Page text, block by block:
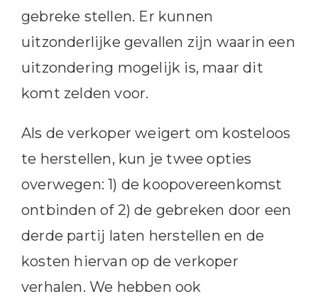
gebreke stellen. Er kunnen
uitzonderlijke gevallen zijn waarin een
uitzondering mogelijk is, maar dit
komt zelden voor.
Als de verkoper weigert om kosteloos
te herstellen, kun je twee opties
overwegen: 1) de koopovereenkomst
ontbinden of 2) de gebreken door een
derde partij laten herstellen en de
kosten hiervan op de verkoper
verhalen. We hebben ook